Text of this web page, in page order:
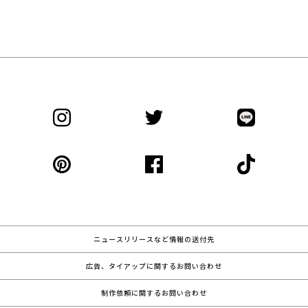
ニュースリリースなど情報の送付先
広告、タイアップに関するお問い合わせ
制作依頼に関するお問い合わせ